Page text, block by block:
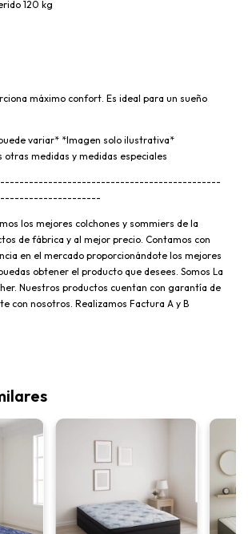
120 kg
máximo confort. Es ideal para un sueño
variar* *Imagen solo ilustrativa*
otras medidas y medidas especiales
los mejores colchones y sommiers de la
de fábrica y al mejor precio. Contamos con
en el mercado proporcionándote los mejores
obtener el producto que desees. Somos La
Nuestros productos cuentan con garantía de
con nosotros. Realizamos Factura A y B